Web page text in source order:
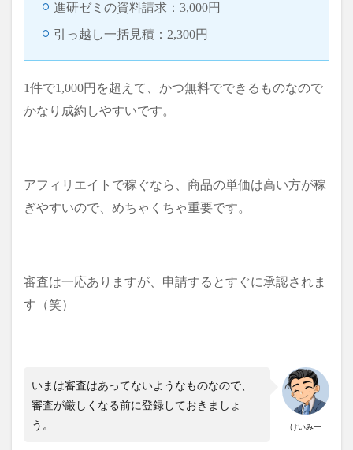
進研ゼミの資料請求：3,000円
引っ越し一括見積：2,300円
1件で1,000円を超えて、かつ無料でできるものなので
かなり成約しやすいです。
アフィリエイトで稼ぐなら、商品の単価は高い方が稼
ぎやすいので、めちゃくちゃ重要です。
審査は一応ありますが、申請するとすぐに承認されま
す（笑）
けいみー
いまは審査はあってないようなものなので、
審査が厳しくなる前に登録しておきましょ
う。